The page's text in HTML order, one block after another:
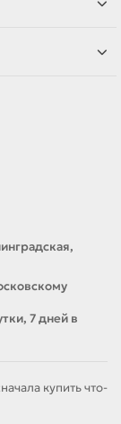
7 дней в
купить что-